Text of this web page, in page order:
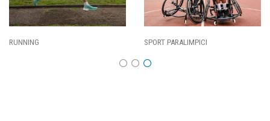
SPORT PARALIMPICI